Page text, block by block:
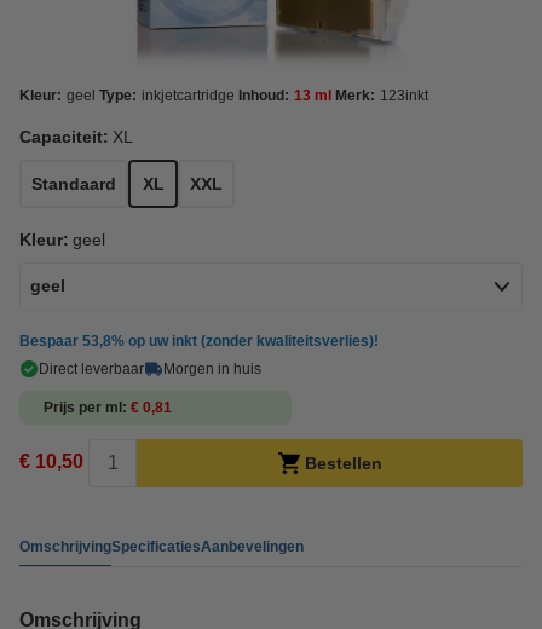
Kleur: geel Type: inkjetcartridge Inhoud: 13 ml Merk: 123inkt
Capaciteit: XL
Standaard XL XXL
Kleur: geel
geel
Bespaar 53,8% op uw inkt (zonder kwaliteitsverlies)!
Direct leverbaar
Morgen in huis
Prijs per ml € 0,81
€ 10,50 Bestellen
OmschrijvingSpecificatiesAanbevelingen
Omschrijving